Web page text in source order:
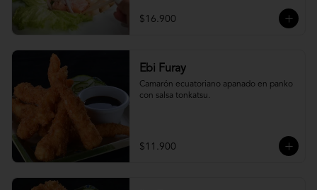
$16.900
Ebi Furay
Camarón ecuatoriano apanado en panko
con salsa tonkatsu.
$11.900